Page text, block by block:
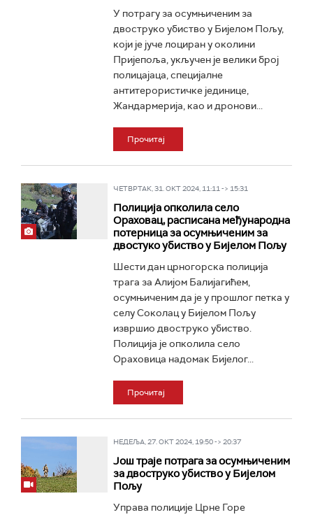
У потрагу за осумњиченим за
двоструко убиство у Бијелом Пољу,
који је јуче лоциран у околини
Пријепоља, укључен је велики број
полицајаца, специјалне
антитерористичке јединице,
Жандармерија, као и дронови...
Прочитај
ЧЕТВРТАК, 31. ОКТ 2024, 11:11 -> 15:31
Полиција опколила село
Ораховац, расписана међународна
потерница за осумњиченим за
двостуко убиство у Бијелом Пољу
Шести дан црногорска полиција
трага за Алијом Балијагићем,
осумњиченим да је у прошлог петка у
селу Соколац у Бијелом Пољу
извршио двоструко убиство.
Полиција је опколила село
Ораховица надомак Бијелог...
Прочитај
НЕДЕЉА, 27. ОКТ 2024, 19:50 -> 20:37
Још траје потрага за осумњиченим
за двоструко убиство у Бијелом
Пољу
Управа полиције Црне Горе